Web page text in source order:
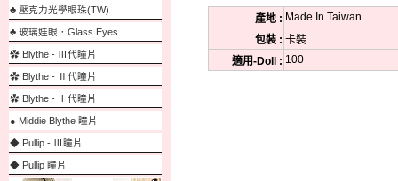
♣ 壓克力光學眼珠(TW)
♣ 玻璃娃眼．Glass Eyes
✿ Blythe - Ⅲ代瞳片
✿ Blythe - Ⅱ代瞳片
✿ Blythe - Ⅰ代瞳片
● Middie Blythe 瞳片
◆ Pullip - Ⅲ瞳片
◆ Pullip 瞳片
產地 : Made In Taiwan
包裝 : 卡裝
適用-Doll : 100